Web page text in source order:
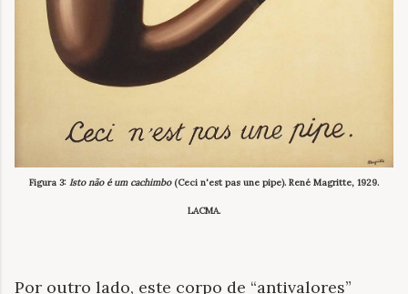
Figura 3: Isto não é um cachimbo(Ceci n'est pas une pipe). René Magritte, 1929.
LACMA.
Por outro lado, este corpo de “antivalores”